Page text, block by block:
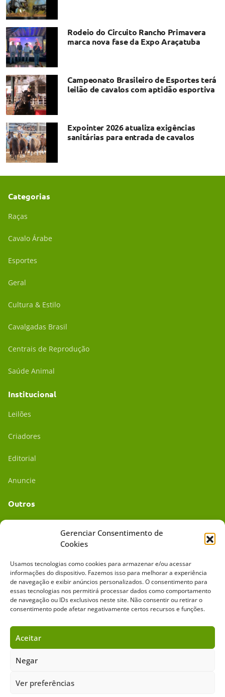
Gerenciar Consentimento de
Cookies
Usamos tecnologias como cookies para armazenar e/ou acessar
informações do dispositivo. Fazemos isso para melhorar a experiência
de navegação e exibir anúncios personalizados. O consentimento para
essas tecnologias nos permitirá processar dados como comportamento
de navegação ou IDs exclusivos neste site. Não consentir ou retirar o
consentimento pode afetar negativamente certos recursos e funções.
Aceitar
Negar
Ver preferências
Rodeio do Circuito Rancho Primavera
marca nova fase da Expo Araçatuba
Campeonato Brasileiro de Esportes terá
leilão de cavalos com aptidão esportiva
Expointer 2026 atualiza exigências
sanitárias para entrada de cavalos
Categorias
Raças
Cavalo Árabe
Esportes
Geral
Cultura & Estilo
Cavalgadas Brasil
Centrais de Reprodução
Saúde Animal
Institucional
Leilões
Criadores
Editorial
Anuncie
Outros
Mídia Kit
Sobre o Cavalus Leilões Anuncie
Copyright ©️ 2026 • Grupo Cavalus de Comunicação. Todos os direitos